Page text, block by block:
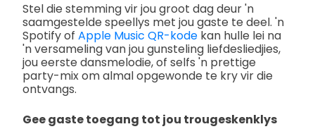
Stel die stemming vir jou groot dag deur 'n
saamgestelde speellys met jou gaste te deel. 'n
Spotify of Apple Music QR-kode kan hulle lei na
'n versameling van jou gunsteling liefdesliedjies,
jou eerste dansmelodie, of selfs 'n prettige
party-mix om almal opgewonde te kry vir die
ontvangs.
Gee gaste toegang tot jou trougeskenklys